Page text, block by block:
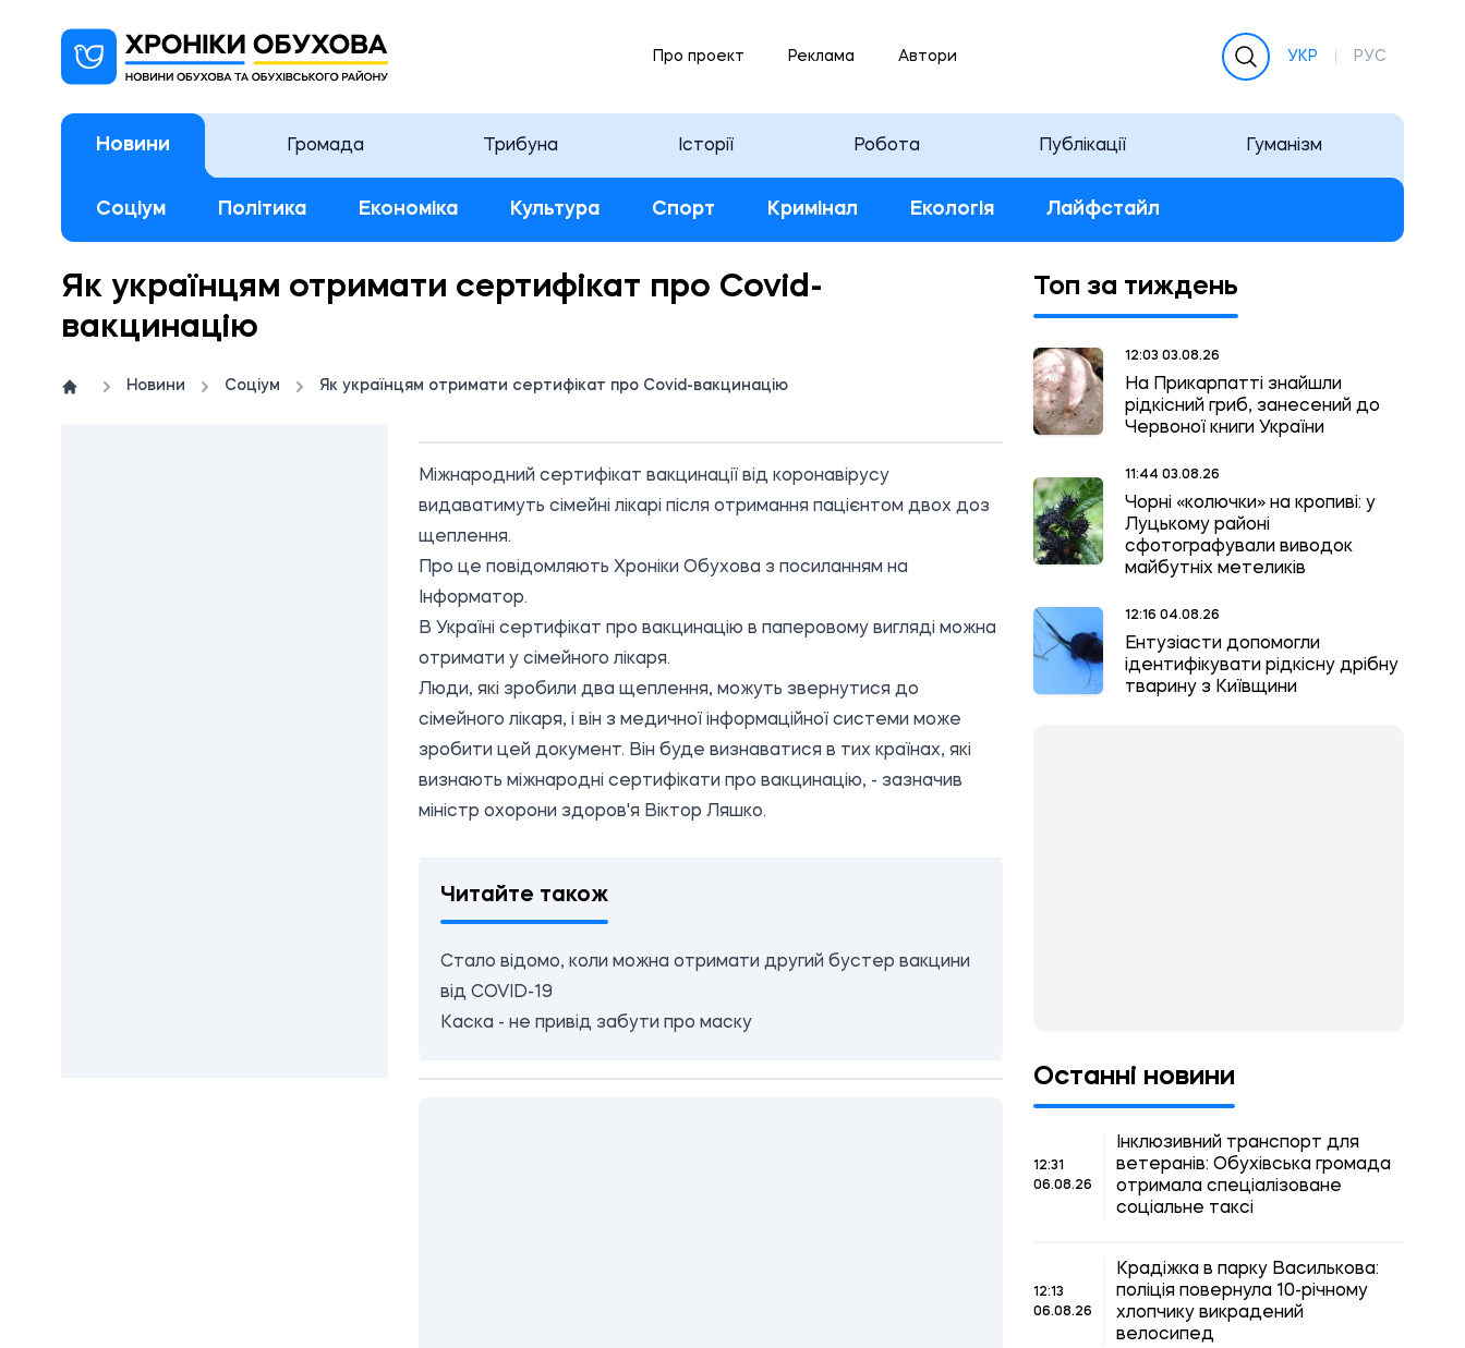
Про проект Реклама Автори УКР РУС
Новини Громада Трибуна Історії Робота Публікації Гуманізм
Соціум Політика Економіка Культура Спорт Кримінал Екологія Лайфстайл
Як українцям отримати сертифікат про Covid-
вакцинацію
Новини Соціум Як українцям отримати сертифікат про Covid-вакцинацію
11:35 09.06.2021
Міжнародний сертифікат вакцинації від коронавірусу
видаватимуть сімейні лікарі після отримання пацієнтом двох доз
щеплення.
Про це повідомляють Хроніки Обухова з посиланням на
Інформатор.
В Україні сертифікат про вакцинацію в паперовому вигляді можна
отримати у сімейного лікаря.
Люди, які зробили два щеплення, можуть звернутися до
сімейного лікаря, і він з медичної інформаційної системи може
зробити цей документ. Він буде визнаватися в тих країнах, які
визнають міжнародні сертифікати про вакцинацію, - зазначив
міністр охорони здоров'я Віктор Ляшко.
Читайте також
Стало відомо, коли можна отримати другий бустер вакцини
від COVID-19
Каска - не привід забути про маску
Топ за тиждень
12:03 03.08.26
На Прикарпатті знайшли
рідкісний гриб, занесений до
Червоної книги України
11:44 03.08.26
Чорні «колючки» на кропиві: у
Луцькому районі
сфотографували виводок
майбутніх метеликів
12:16 04.08.26
Ентузіасти допомогли
ідентифікувати рідкісну дрібну
тварину з Київщини
Останні новини
12:31
06.08.26
Інклюзивний транспорт для
ветеранів: Обухівська громада
отримала спеціалізоване
соціальне таксі
12:13
06.08.26
Крадіжка в парку Василькова:
поліція повернула 10-річному
хлопчику викрадений
велосипед